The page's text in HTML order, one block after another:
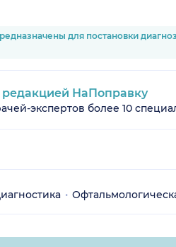
для постановки
НаПоправку
экспертов более 10